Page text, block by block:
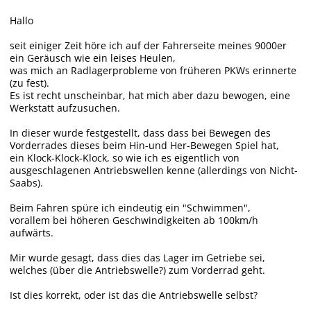
Hallo
seit einiger Zeit höre ich auf der Fahrerseite meines 9000er
ein Geräusch wie ein leises Heulen,
was mich an Radlagerprobleme von früheren PKWs erinnerte
(zu fest).
Es ist recht unscheinbar, hat mich aber dazu bewogen, eine
Werkstatt aufzusuchen.
In dieser wurde festgestellt, dass dass bei Bewegen des
Vorderrades dieses beim Hin-und Her-Bewegen Spiel hat,
ein Klock-Klock-Klock, so wie ich es eigentlich von
ausgeschlagenen Antriebswellen kenne (allerdings von Nicht-
Saabs).
Beim Fahren spüre ich eindeutig ein "Schwimmen",
vorallem bei höheren Geschwindigkeiten ab 100km/h
aufwärts.
Mir wurde gesagt, dass dies das Lager im Getriebe sei,
welches (über die Antriebswelle?) zum Vorderrad geht.
Ist dies korrekt, oder ist das die Antriebswelle selbst?